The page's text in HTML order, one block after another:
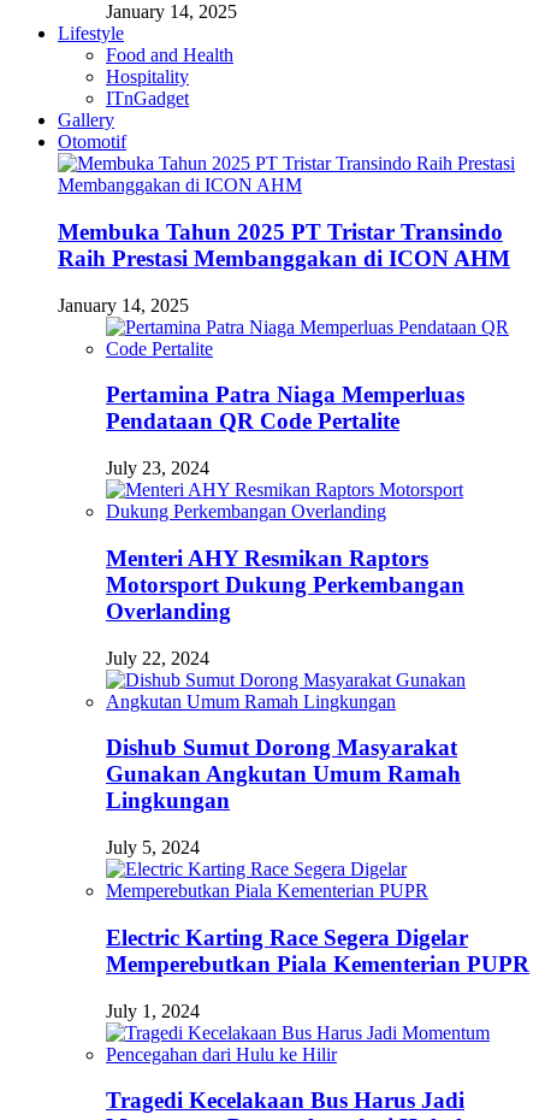
January 14, 2025
Lifestyle
Food and Health
Hospitality
ITnGadget
Gallery
Otomotif
Membuka Tahun 2025 PT Tristar Transindo
Raih Prestasi Membanggakan di ICON AHM
January 14, 2025
Pertamina Patra Niaga Memperluas
Pendataan QR Code Pertalite
July 23, 2024
Menteri AHY Resmikan Raptors
Motorsport Dukung Perkembangan
Overlanding
July 22, 2024
Dishub Sumut Dorong Masyarakat
Gunakan Angkutan Umum Ramah
Lingkungan
July 5, 2024
Electric Karting Race Segera Digelar
Memperebutkan Piala Kementerian PUPR
July 1, 2024
Tragedi Kecelakaan Bus Harus Jadi